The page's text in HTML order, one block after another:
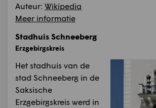
Auteur: Wikipedia
Meer informatie
Stadhuis Schneeberg
Erzgebirgskreis
Het stadhuis van de
stad Schneeberg in de
Saksische
Erzgebirgskreis werd in